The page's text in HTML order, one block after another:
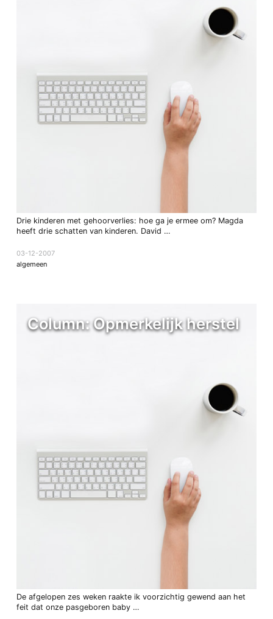
Drie kinderen met gehoorverlies: hoe ga je ermee om? Magda
heeft drie schatten van kinderen. David …
03-12-2007
algemeen
Column: Opmerkelijk herstel
De afgelopen zes weken raakte ik voorzichtig gewend aan het
feit dat onze pasgeboren baby …